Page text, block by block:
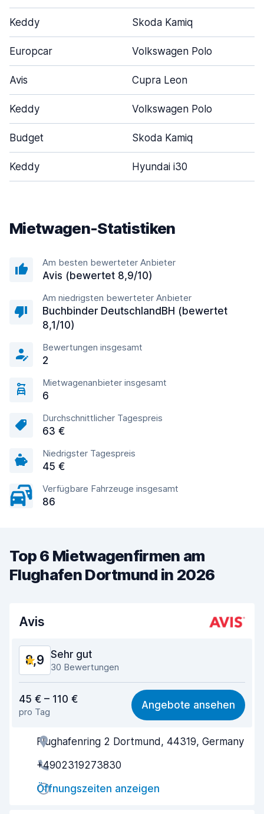
Keddy Skoda Kamiq
Europcar Volkswagen Polo
Avis Cupra Leon
Keddy Volkswagen Polo
Budget Skoda Kamiq
Keddy Hyundai i30
Mietwagen-Statistiken
Am besten bewerteter Anbieter
Avis (bewertet 8,9/10)
Am niedrigsten bewerteter Anbieter
Buchbinder DeutschlandBH (bewertet
8,1/10)
Bewertungen insgesamt
2
Mietwagenanbieter insgesamt
6
Durchschnittlicher Tagespreis
63 €
Niedrigster Tagespreis
45 €
Verfügbare Fahrzeuge insgesamt
86
Top 6 Mietwagenfirmen am
Flughafen Dortmund in 2026
Avis
8,9 Sehr gut
30 Bewertungen
8,3
Einfach zu finden 9,4
Agenten-Hilfsbereitschaft 8,8
Schnelle Abholung
Schnelle Abgabe
45 € – 110 €
pro Tag
Angebote ansehen
Flughafenring 2 Dortmund, 44319, Germany
+4902319273830
Öffnungszeiten anzeigen